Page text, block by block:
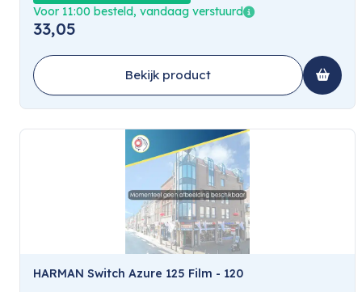
Voor 11:00 besteld, vandaag verstuurd
33,05
Bekijk product
HARMAN Switch Azure 125 Film - 120